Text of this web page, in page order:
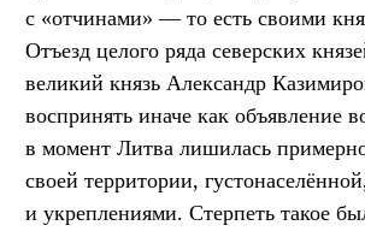
с «отчинами» — то есть своими
Отъезд целого ряда северских
великий князь Александр
воспринять иначе как объявление
в момент Литва лишилась
своей территории,
и укреплениями. Стерпеть такое